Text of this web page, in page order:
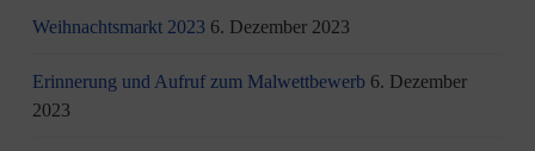
Weihnachtsmarkt 2023 6. Dezember 2023
Erinnerung und Aufruf zum Malwettbewerb 6. Dezember
2023